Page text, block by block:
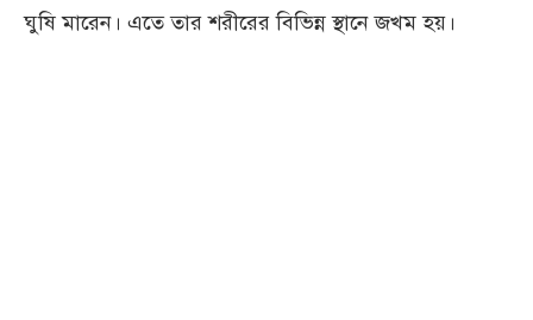
ঘুষি মারেন। এতে তার শরীরের বিভিন্ন স্থানে জখম হয়।